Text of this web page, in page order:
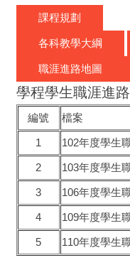
課程規劃
各科教學大綱
職涯進路地圖
學程學生職涯進
編號 檔案
1 102年度學生
2 103年度學生
3 106年度學生
4 109年度學生
5 110年度學生